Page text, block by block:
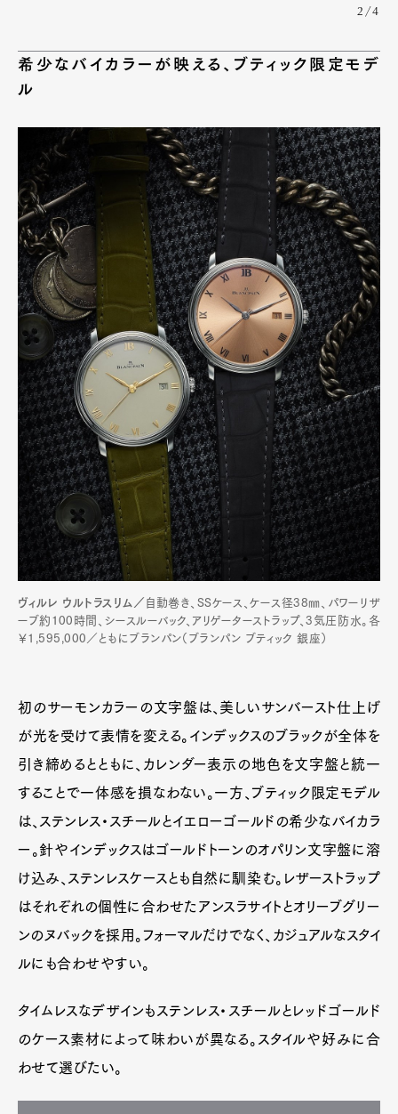
2/4
希少なバイカラーが映える、ブティック限定モデ
ル
ヴィルレ ウルトラスリム／ 自動巻き、SSケース、ケース径38㎜、パワーリザ
ーブ約100時間、シースルーバック、アリゲーターストラップ、3気圧防水。各
￥1,595,000／ともにブランパン（ブランパン ブティック 銀座）
初のサーモンカラーの文字盤は、美しいサンバースト仕上げ
が光を受けて表情を変える。インデックスのブラックが全体を
引き締めるとともに、カレンダー表示の地色を文字盤と統一
することで一体感を損なわない。一方、ブティック限定モデル
は、ステンレス・スチールとイエローゴールドの希少なバイカラ
ー。針やインデックスはゴールドトーンのオパリン文字盤に溶
け込み、ステンレスケースとも自然に馴染む。レザーストラップ
はそれぞれの個性に合わせたアンスラサイトとオリーブグリー
ンのヌバックを採用。フォーマルだけでなく、カジュアルなスタイ
ルにも合わせやすい。
タイムレスなデザインもステンレス・スチールとレッドゴールド
のケース素材によって味わいが異なる。スタイルや好みに合
わせて選びたい。